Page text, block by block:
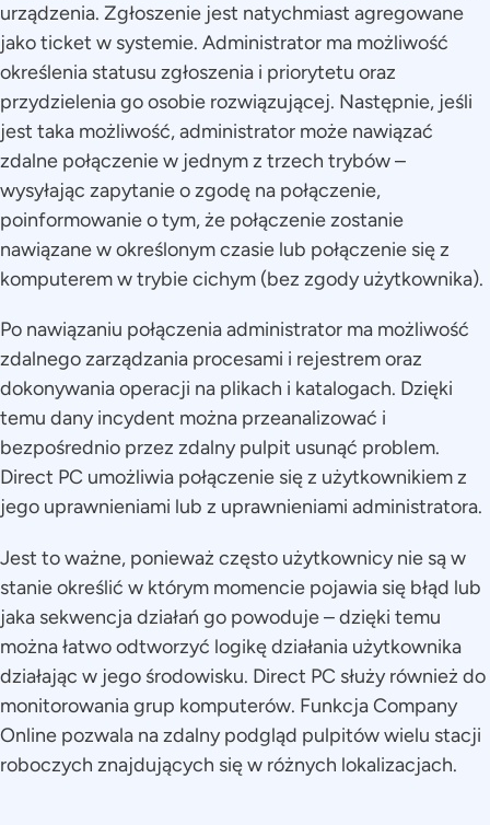
urządzenia. Zgłoszenie jest natychmiast agregowane
jako ticket w systemie. Administrator ma możliwość
określenia statusu zgłoszenia i priorytetu oraz
przydzielenia go osobie rozwiązującej. Następnie, jeśli
jest taka możliwość, administrator może nawiązać
zdalne połączenie w jednym z trzech trybów –
wysyłając zapytanie o zgodę na połączenie,
poinformowanie o tym, że połączenie zostanie
nawiązane w określonym czasie lub połączenie się z
komputerem w trybie cichym (bez zgody użytkownika).
Po nawiązaniu połączenia administrator ma możliwość
zdalnego zarządzania procesami i rejestrem oraz
dokonywania operacji na plikach i katalogach. Dzięki
temu dany incydent można przeanalizować i
bezpośrednio przez zdalny pulpit usunąć problem.
Direct PC umożliwia połączenie się z użytkownikiem z
jego uprawnieniami lub z uprawnieniami administratora.
Jest to ważne, ponieważ często użytkownicy nie są w
stanie określić w którym momencie pojawia się błąd lub
jaka sekwencja działań go powoduje – dzięki temu
można łatwo odtworzyć logikę działania użytkownika
działając w jego środowisku. Direct PC służy również do
monitorowania grup komputerów. Funkcja Company
Online pozwala na zdalny podgląd pulpitów wielu stacji
roboczych znajdujących się w różnych lokalizacjach.